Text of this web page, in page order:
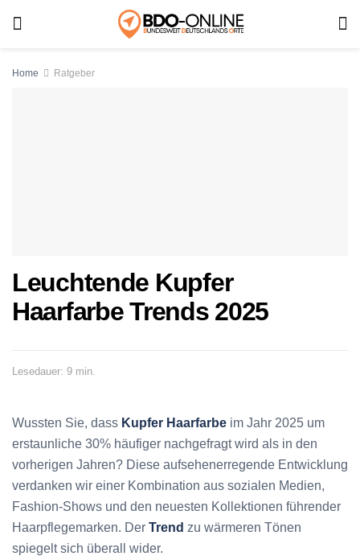
Home Ratgeber
Leuchtende Kupfer
Haarfarbe Trends 2025
Lesedauer: 9 min.
Wussten Sie, dass Kupfer Haarfarbe im Jahr 2025 um
erstaunliche 30% häufiger nachgefragt wird als in den
vorherigen Jahren? Diese aufsehenerregende Entwicklung
verdanken wir einer Kombination aus sozialen Medien,
Fashion-Shows und den neuesten Kollektionen führender
Haarpflegemarken. Der Trend zu wärmeren Tönen
spiegelt sich überall wider.